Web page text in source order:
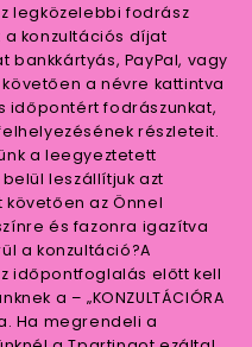
legközelebbi fodrász
konzultációs díjat
bankkártyás, PayPal, vagy
a névre kattintva
időpontért fodrászunkat,
részleteit.
a leegyeztetett
leszállítjuk azt
követően az Önnel
és fazonra igazítva
a konzultáció?A
időpontfoglalás előtt kell
a – „KONZULTÁCIÓRA
Ha megrendeli a